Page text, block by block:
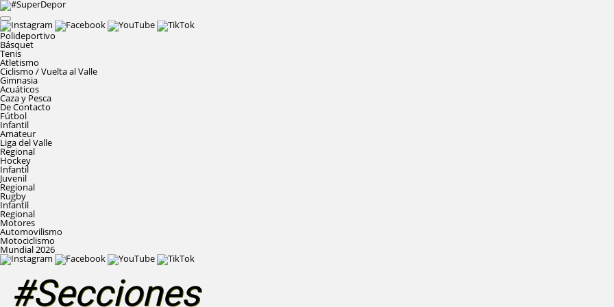
Polideportivo
Básquet
Tenis
Atletismo
Ciclismo / Vuelta al Valle
Gimnasia
Acuáticos
Caza y Pesca
De Contacto
Fútbol
Infantil
Amateur
Liga del Valle
Regional
Hockey
Infantil
Juvenil
Regional
Rugby
Infantil
Regional
Motores
Automovilismo
Motociclismo
Mundial 2026
#Secciones